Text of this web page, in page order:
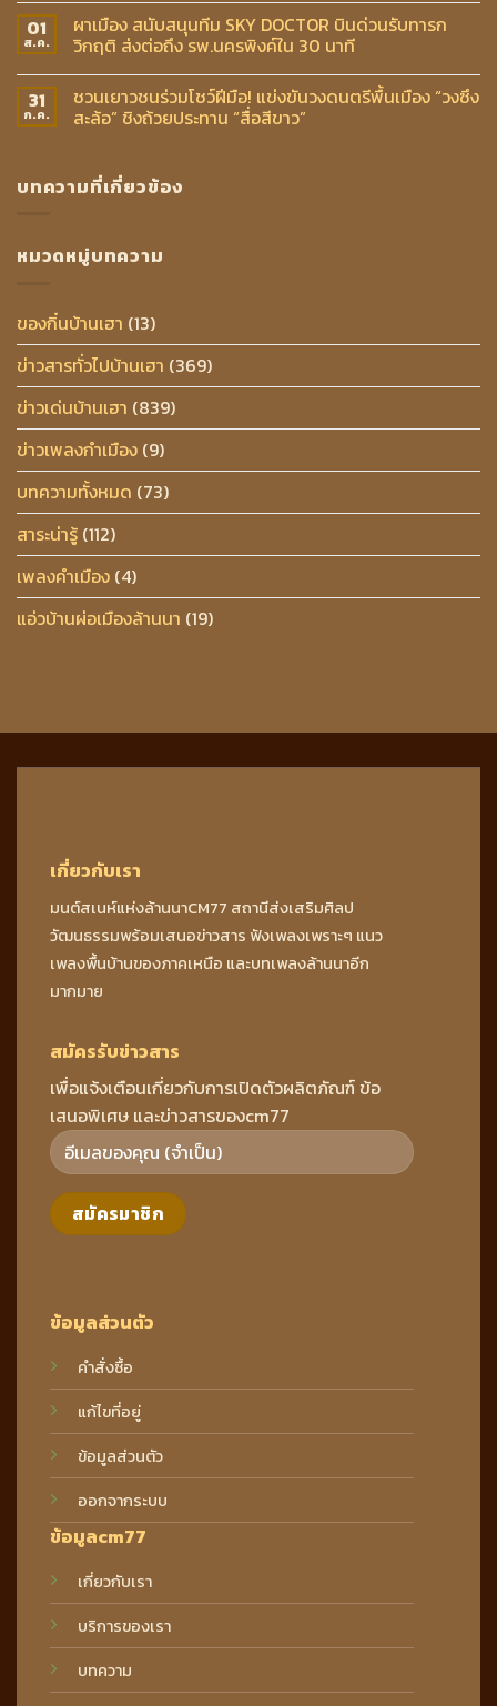
01
ส.ค.
ผาเมือง สนับสนุนทีม SKY DOCTOR บินด่วนรับทารก
วิกฤติ ส่งต่อถึง รพ.นครพิงค์ใน 30 นาที
31
ก.ค.
ชวนเยาวชนร่วมโชว์ฝีมือ! แข่งขันวงดนตรีพื้นเมือง “วงซึง
สะล้อ” ชิงถ้วยประทาน “สื่อสีขาว”
บทความที่เกี่ยวข้อง
หมวดหมู่บทความ
ของกิ๋นบ้านเฮา (13)
ข่าวสารทั่วไปบ้านเฮา (369)
ข่าวเด่นบ้านเฮา (839)
ข่าวเพลงกำเมือง (9)
บทความทั้งหมด (73)
สาระน่ารู้ (112)
เพลงคำเมือง (4)
แอ่วบ้านผ่อเมืองล้านนา (19)
เกี่ยวกับเรา
มนต์สเนห์แห่งล้านนาCM77 สถานีส่งเสริมศิลป
วัฒนธรรมพร้อมเสนอข่าวสาร ฟังเพลงเพราะๆ แนว
เพลงพื้นบ้านของภาคเหนือ และบทเพลงล้านนาอีก
มากมาย
ข้อมูลส่วนตัว
คำสั่งซื้อ
แก้ไขที่อยู่
ข้อมูลส่วนตัว
ออกจากระบบ
ข้อมูลcm77
เกี่ยวกับเรา
บริการของเรา
บทความ
สมัครรับข่าวสาร
เพื่อแจ้งเตือนเกี่ยวกับการเปิดตัวผลิตภัณฑ์ ข้อ
เสนอพิเศษ และข่าวสารของcm77